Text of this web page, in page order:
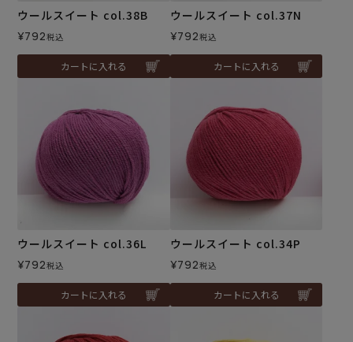
ウールスイート col.38B
¥792税込
カートに入れる
ウールスイート col.37N
¥792税込
カートに入れる
ウールスイート col.36L
¥792税込
カートに入れる
ウールスイート col.34P
¥792税込
カートに入れる